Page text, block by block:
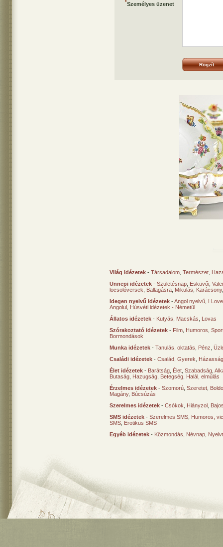
*Személyes üzenet
Rögzít
Világ idézetek - Társadalom Természet
Ünnepi idézetek - Születésnap Esküvői
locsolóversek
Ballagásra Mikulás Karácsony
Idegen nyelvű idézetek -Angol nyelvű I
Angolul Húsvéti idézetek - Németül
Állatos idézetek - Kutyás Macskás
Lovas
Szórakoztató idézetek - Film Humoros
Bormondások
Munka idézetek - Tanulás, oktatás Pénz
Családi idézetek - Család Gyerek
Élet idézetek - Barátság Élet Szabadság
Butaság Hazugság Betegség Halál, elmúlás
Érzelmes idézetek - Szomorú Szeretet
Magány, Búcsúzás
Szerelmes idézetek - Csókok Hiányzol
SMS idézetek - Szerelmes SMS Humoros,
SMS Erotikus SMS
Egyéb idézetek - Közmondás Névnap